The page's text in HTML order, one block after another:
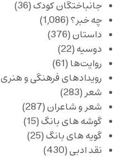
جانباختگان کودک(36)
چه خبر؟(1,086)
داستان(376)
دوسیه(22)
روایت‌ها (61)
رویدادهای فرهنگی و هنری
شعر (283)
شعر و شاعران(287)
گوشه های بانگ(15)
گویه های بانگ(25)
نقد ادبی(430)